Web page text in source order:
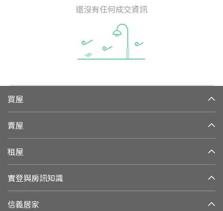
還沒有任何成交資訊
買屋
賣屋
租屋
實登與房訊知識
信義居家